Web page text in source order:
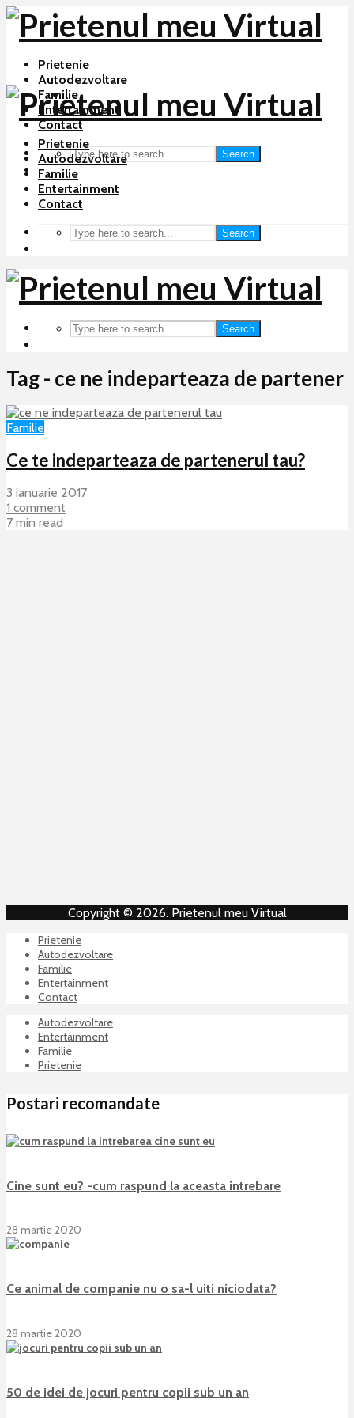
Prietenie
Autodezvoltare
Familie
Entertainment
Contact
Search
Prietenie
Autodezvoltare
Familie
Entertainment
Contact
Search
Search
Tag - ce ne indeparteaza de partener
Familie
Ce te indeparteaza de partenerul tau?
3 ianuarie 2017
1 comment
7 min read
Copyright © 2026. Prietenul meu Virtual
Prietenie
Autodezvoltare
Familie
Entertainment
Contact
Autodezvoltare
Entertainment
Familie
Prietenie
Postari recomandate
Cine sunt eu? -cum raspund la aceasta intrebare
28 martie 2020
Ce animal de companie nu o sa-l uiti niciodata?
28 martie 2020
50 de idei de jocuri pentru copii sub un an